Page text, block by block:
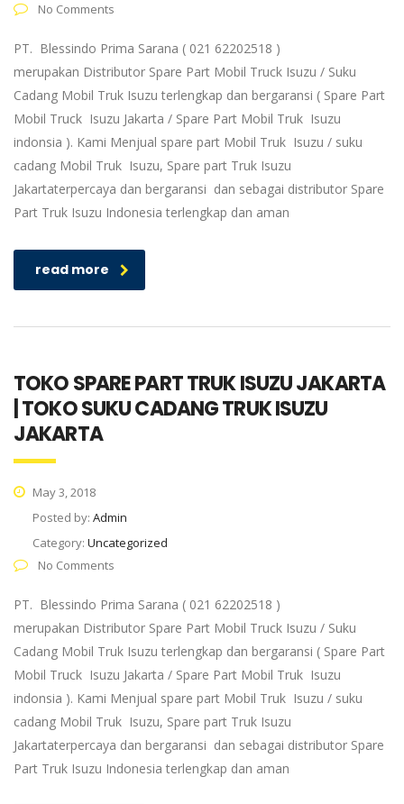
No Comments
PT. Blessindo Prima Sarana ( 021 62202518 )
merupakan Distributor Spare Part Mobil Truck Isuzu / Suku
Cadang Mobil Truk Isuzu terlengkap dan bergaransi ( Spare Part
Mobil Truck Isuzu Jakarta / Spare Part Mobil Truk Isuzu
indonsia ). Kami Menjual spare part Mobil Truk Isuzu / suku
cadang Mobil Truk Isuzu, Spare part Truk Isuzu
Jakartaterpercaya dan bergaransi dan sebagai distributor Spare
Part Truk Isuzu Indonesia terlengkap dan aman
read more
TOKO SPARE PART TRUK ISUZU JAKARTA
| TOKO SUKU CADANG TRUK ISUZU
JAKARTA
May 3, 2018
Posted by: Admin
Category: Uncategorized
No Comments
PT. Blessindo Prima Sarana ( 021 62202518 )
merupakan Distributor Spare Part Mobil Truck Isuzu / Suku
Cadang Mobil Truk Isuzu terlengkap dan bergaransi ( Spare Part
Mobil Truck Isuzu Jakarta / Spare Part Mobil Truk Isuzu
indonsia ). Kami Menjual spare part Mobil Truk Isuzu / suku
cadang Mobil Truk Isuzu, Spare part Truk Isuzu
Jakartaterpercaya dan bergaransi dan sebagai distributor Spare
Part Truk Isuzu Indonesia terlengkap dan aman